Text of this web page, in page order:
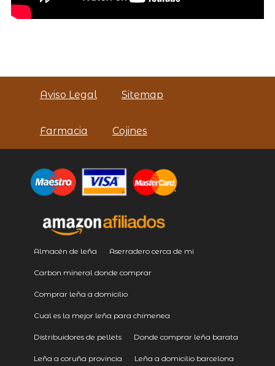
Aviso Legal Sitemap
Farmacia Cojines
Almacén de leña Aserradero cerca de mi
Carbon mineral donde comprar
Comprar leña a domicilio
Cual es la mejor leña para chimenea
Distribuidores de pellets Donde comprar leña barata
Leña a coruña provincia Leña a domicilio barcelona